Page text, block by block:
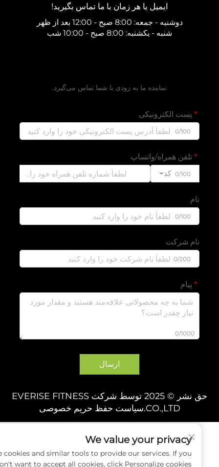
ایمیل یا هر زمان با ما تماس بگیرید!
دوشنبه - جمعه: 8:00 صبح - 12:00 بعد از ظهر
شنبه - یکشنبه: 8:00 صبح - 10:00 شب
نماینده ما به زودی با شما تماس می‌گیرد.
پست الکترونیکی
تلفن همراه/واتساپ
کد
نام شرکت
0/1000
ارسال
حق نشر © 2025 توسط شرکت EVERISE FITNESS
CO.,LTD. سیاست حفظ حریم خصوصی
We value your privacy
use cookies and similar tools to provide our services. If you
don't want to accept all cookies, click Personalize cookies.